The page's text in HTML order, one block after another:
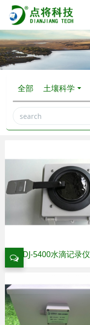
全部 土壤科学
DJ-5400水滴记录仪